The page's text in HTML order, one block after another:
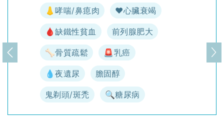
👃哮喘/鼻瘜肉 ♥️心臟衰竭
🩸缺鐵性貧血 前列腺肥大
🦴骨質疏鬆 🚨乳癌
💧夜遺尿 膽固醇
鬼剃頭/斑禿 🔍糖尿病
上一頁 下